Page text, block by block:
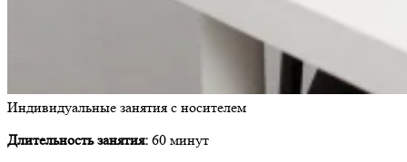
Индивидуальные занятия с носителем
Длительность занятия: 60 минут